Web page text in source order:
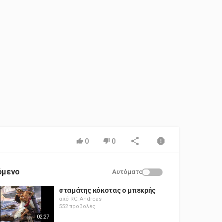
0 0
Αυτόματο
02:27
σταμάτης κόκοτας ο μπεκρής
από RC_Andreas
552 προβολές